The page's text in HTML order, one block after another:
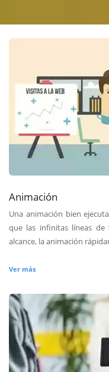
Animación
Una animación bien
que las infinitas líneas
alcance, la animación
Ver más